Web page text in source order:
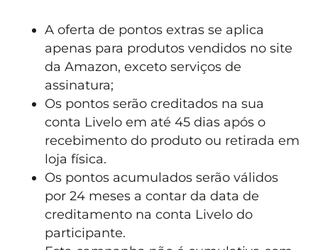
A oferta de pontos extras se aplica
apenas para produtos vendidos no site
da Amazon, exceto serviços de
assinatura;
Os pontos serão creditados na sua
conta Livelo em até 45 dias após o
recebimento do produto ou retirada em
loja física.
Os pontos acumulados serão válidos
por 24 meses a contar da data de
creditamento na conta Livelo do
participante.